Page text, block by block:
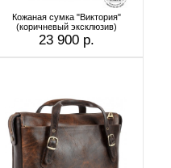
Кожаная сумка "Виктория"
(коричневый эксклюзив)
23 900 р.